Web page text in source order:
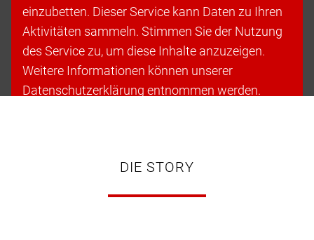
einzubetten. Dieser Service kann Daten zu Ihren
Aktivitäten sammeln. Stimmen Sie der Nutzung
des Service zu, um diese Inhalte anzuzeigen.
Weitere Informationen können unserer
Datenschutzerklärung entnommen werden.
DIE STORY